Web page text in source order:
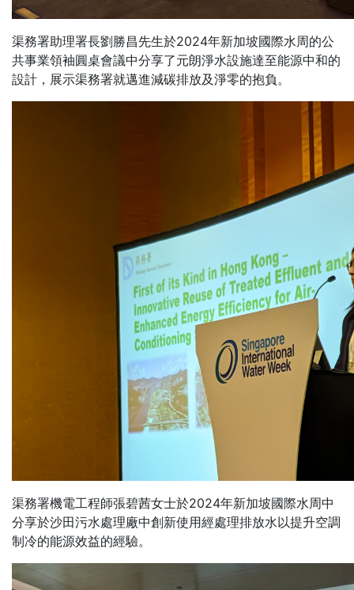
渠務署助理署長劉勝昌先生於2024年新加坡國際水周的公
共事業領袖圓桌會議中分享了元朗淨水設施達至能源中和的
設計，展示渠務署就邁進減碳排放及淨零的抱負。
渠務署機電工程師張碧茜女士於2024年新加坡國際水周中
分享於沙田污水處理廠中創新使用經處理排放水以提升空調
制冷的能源效益的經驗。